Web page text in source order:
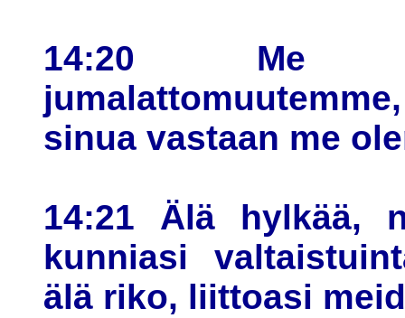
14:20 Me
sinua vastaan me
14:21 Älä hylkää,
kunniasi
älä riko, liittoasi